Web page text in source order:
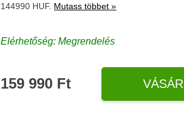
144990 HUF. Mutass többet »
Elérhetőség: Megrendelés
159 990 Ft